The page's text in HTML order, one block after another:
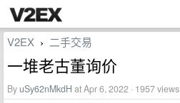
V2EX › 二手交易
一堆老古董询价
ByuSy62nMkdH at Apr 6, 2022 · 1957 views